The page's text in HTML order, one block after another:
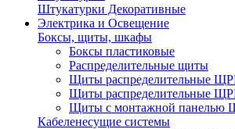
Штукатурки Декоративные
Электрика и Освещение
Боксы, щиты, шкафы
Боксы пластиковые
Распределительные щиты
Щиты распределительные
Щиты распределительные
Щиты с монтажной
Кабеленесущие системы